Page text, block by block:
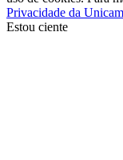
Privacidade da
Estou ciente